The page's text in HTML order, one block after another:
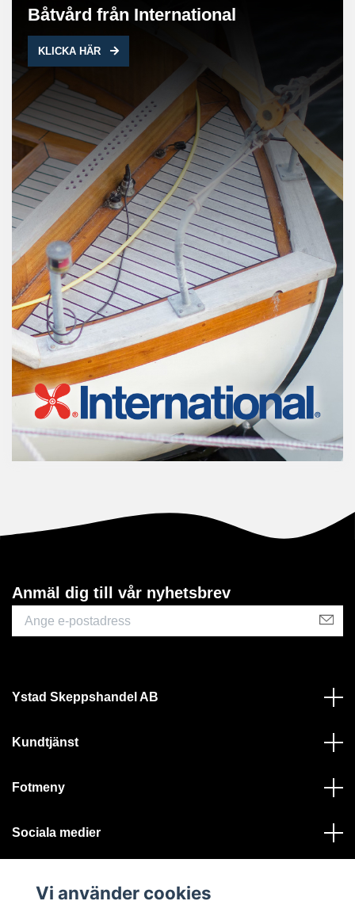
Båtvård från International
KLICKA HÄR
Anmäl dig till vår nyhetsbrev
Ystad Skeppshandel AB
Kundtjänst
Fotmeny
Sociala medier
Vi använder cookies